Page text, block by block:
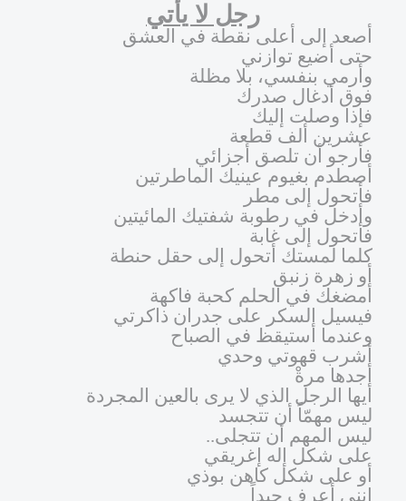
رجل لا يأتي
أصعد إلى أعلى نقطة في العشق
حتى أضيع توازني
وأرمي بنفسي، بلا مظلة
فوق أدغال صدرك
فإذا وصلت إليك
عشرين ألف قطعة
فأرجو أن تلصق أجزائي
أصطدم بغيوم عينيك الماطرتين
فأتحول إلى مطر
وأدخل في رطوبة شفتيك المائيتين
فأتحول إلى غابة
كلما لمستك أتحول إلى حقل حنطة
أو زهرة زنبق
أمضغك في الحلم كحبة فاكهة
فيسيل السكر على جدران ذاكرتي
وعندما أستيقظ في الصباح
أشرب قهوتي وحدي
أجدها مرةْ
أيها الرجل الذي لا يرى بالعين المجردة
ليس مهمّاً أن تتجسد
ليس المهم أن تتجلى..
على شكل إله إغريقي
أو على شكل كاهن بوذي
إنني أعرف جيداً